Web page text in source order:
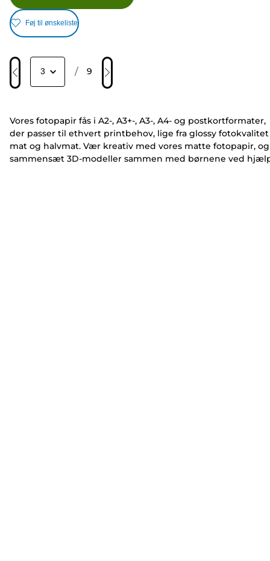
Føj til ønskeliste
/ 9
Vores fotopapir fås i A2-, A3+-, A3-, A4- og postkortformater,
der passer til ethvert printbehov, lige fra glossy
mat og halvmat. Vær kreativ med vores matte fotopapir, og
sammensæt 3D-modeller sammen med børnene ved